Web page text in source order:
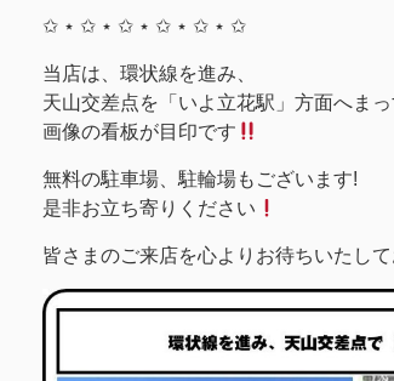
✩ ⋆ ✩ ⋆ ✩ ⋆ ✩ ⋆ ✩ ⋆ ✩
当店は、環状線を進み、
天山交差点を「いよ立花駅」方面へまっ
画像の看板が目印です
無料の駐車場、駐輪場もございます!
是非お立ち寄りください
皆さまのご来店を心よりお待ちいたし